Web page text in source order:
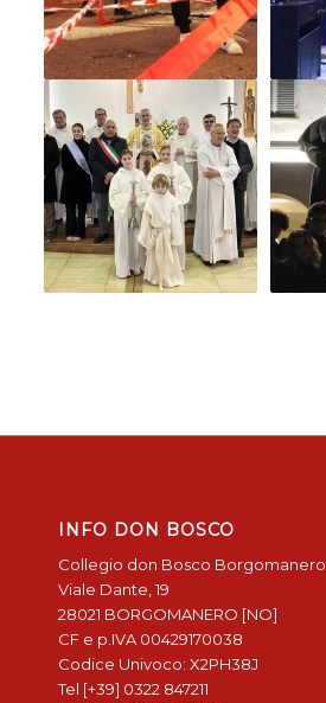
INFO DON BOSCO
Collegio don Bosco Borgomanero
Viale Dante, 19
28021 BORGOMANERO [NO]
CF e p.IVA 00429170038
Codice Univoco: X2PH38J
Tel [+39] 0322 847211